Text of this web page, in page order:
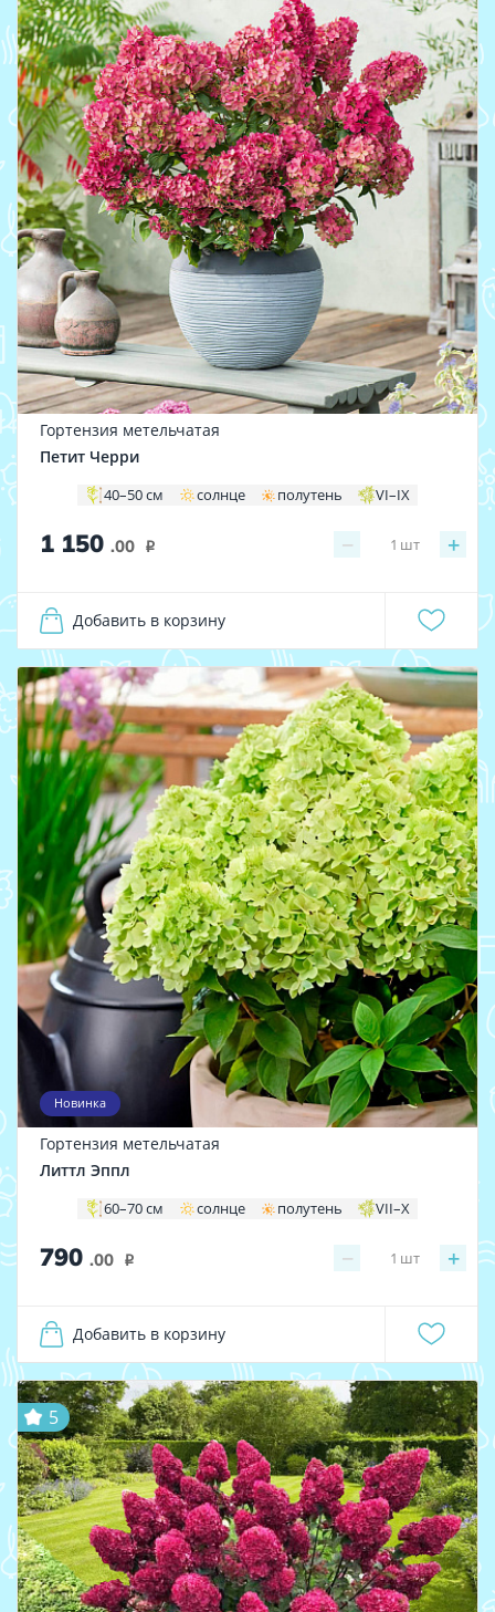
Гортензия метельчатая
Петит Черри
40–50 см солнце полутень VI–IX
1 150 .00 i − +
1 шт
Добавить в корзину
Новинка
Гортензия метельчатая
Литтл Эппл
60–70 см солнце полутень VII–X
790 .00 i − +
1 шт
Добавить в корзину
5